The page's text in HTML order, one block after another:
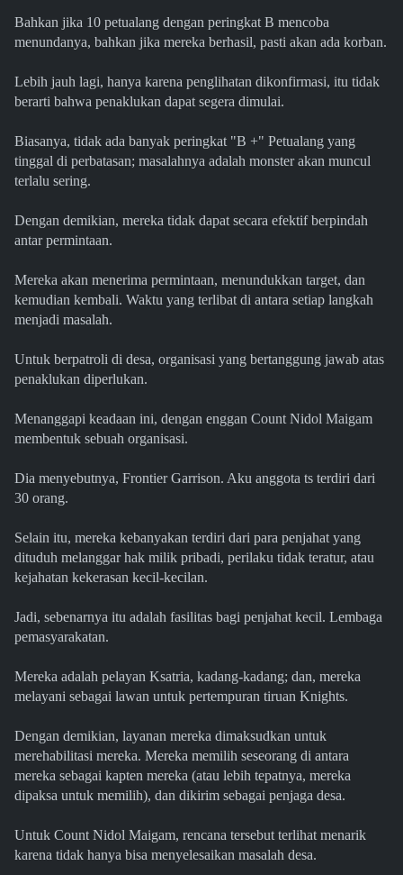
Bahkan jika 10 petualang dengan peringkat B mencoba
menundanya, bahkan jika mereka berhasil, pasti akan ada korban.
Lebih jauh lagi, hanya karena penglihatan dikonfirmasi, itu tidak
berarti bahwa penaklukan dapat segera dimulai.
Biasanya, tidak ada banyak peringkat "B +" Petualang yang
tinggal di perbatasan; masalahnya adalah monster akan muncul
terlalu sering.
Dengan demikian, mereka tidak dapat secara efektif berpindah
antar permintaan.
Mereka akan menerima permintaan, menundukkan target, dan
kemudian kembali. Waktu yang terlibat di antara setiap langkah
menjadi masalah.
Untuk berpatroli di desa, organisasi yang bertanggung jawab atas
penaklukan diperlukan.
Menanggapi keadaan ini, dengan enggan Count Nidol Maigam
membentuk sebuah organisasi.
Dia menyebutnya, Frontier Garrison. Aku anggota ts terdiri dari
30 orang.
Selain itu, mereka kebanyakan terdiri dari para penjahat yang
dituduh melanggar hak milik pribadi, perilaku tidak teratur, atau
kejahatan kekerasan kecil-kecilan.
Jadi, sebenarnya itu adalah fasilitas bagi penjahat kecil. Lembaga
pemasyarakatan.
Mereka adalah pelayan Ksatria, kadang-kadang; dan, mereka
melayani sebagai lawan untuk pertempuran tiruan Knights.
Dengan demikian, layanan mereka dimaksudkan untuk
merehabilitasi mereka. Mereka memilih seseorang di antara
mereka sebagai kapten mereka (atau lebih tepatnya, mereka
dipaksa untuk memilih), dan dikirim sebagai penjaga desa.
Untuk Count Nidol Maigam, rencana tersebut terlihat menarik
karena tidak hanya bisa menyelesaikan masalah desa.